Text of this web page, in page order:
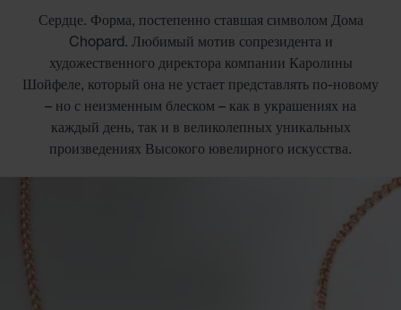
Сердце. Форма, постепенно ставшая символом Дома
Chopard. Любимый мотив сопрезидента и
художественного директора компании Каролины
Шойфеле, который она не устает представлять по-новому
– но с неизменным блеском – как в украшениях на
каждый день, так и в великолепных уникальных
произведениях Высокого ювелирного искусства.